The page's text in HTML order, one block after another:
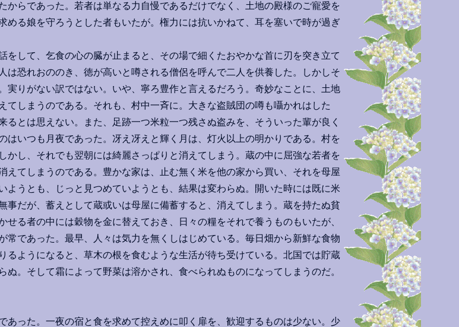
からであった。若者は単なる力自慢であるだけでなく、土地の殿様のご寵愛を
める娘を守ろうとした者もいたが。権力には抗いかねて、耳を塞いで時が過ぎ
して、乞食の心の臓が止まると、その場で細くたおやかな首に刃を突き立て
は恐れおののき、徳が高いと噂される僧侶を呼んで二人を供養した。しかしそ
実りがない訳ではない。いや、寧ろ豊作と言えるだろう。奇妙なことに、土地
てしまうのである。それも、村中一斉に。大きな盗賊団の噂も囁かれはした
とは思えない。また、足跡一つ米粒一つ残さぬ盗みを、そういった輩が良く
はいつも月夜であった。冴え冴えと輝く月は、灯火以上の明かりである。村を
かし、それでも翌朝には綺麗さっぱりと消えてしまう。蔵の中に屈強な若者を
えてしまうのである。豊かな家は、止む無く米を他の家から買い、それを母屋
ようとも、じっと見つめていようとも、結果は変わらぬ。開いた時には既に米
事だが、蓄えとして蔵或いは母屋に備蓄すると、消えてしまう。蔵を持たぬ貧
る者の中には穀物を金に替えておき、日々の糧をそれで養うものもいたが、
常であった。最早、人々は気力を無くしはじめている。毎日畑から新鮮な食物
るようになると、草木の根を食むような生活が待ち受けている。北国では貯蔵
。そして霜によって野菜は溶かされ、食べられぬものになってしまうのだ。
った。一夜の宿と食を求めて控えめに叩く扉を、歓迎するものは少ない。少